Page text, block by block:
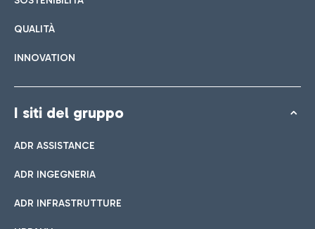
QUALITÀ
INNOVATION
I siti del gruppo
ADR ASSISTANCE
ADR INGEGNERIA
ADR INFRASTRUTTURE